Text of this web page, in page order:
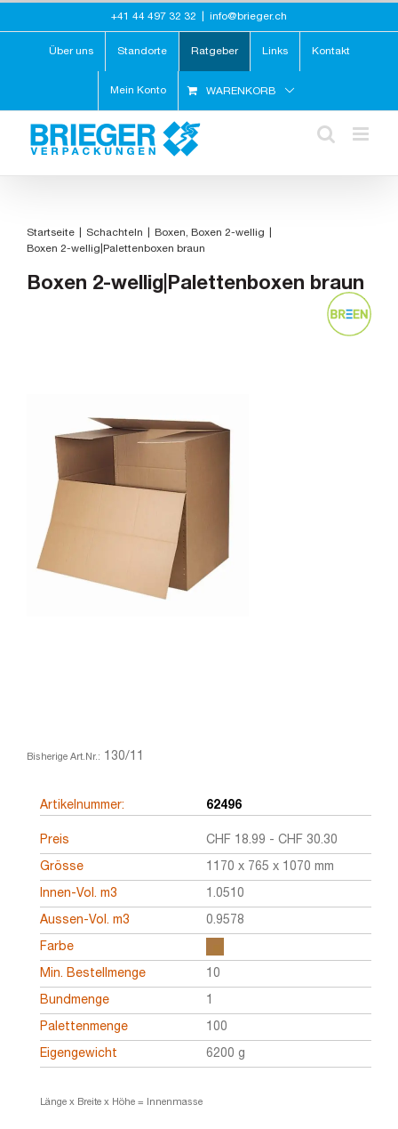
springen
+41 44 497 32 32 info@brieger.ch
Über uns Standorte Ratgeber Links Kontakt
Mein Konto WARENKORB
Startseite Schachteln Boxen
Boxen 2-wellig
Boxen 2-wellig|Palettenboxen braun
Boxen 2-wellig|Palettenboxen braun
Bisherige Art.Nr.: 130/11
Artikelnummer: 62496
Preis CHF 18.99 - CHF 30.30
Grösse 1170 x 765 x 1070 mm
Innen-Vol. m3 1.0510
Aussen-Vol. m3 0.9578
Farbe
Min. Bestellmenge 10
Bundmenge 1
Palettenmenge 100
Eigengewicht 6200 g
Länge x Breite x Höhe = Innenmasse